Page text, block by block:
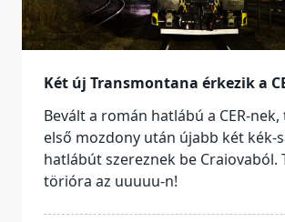
Két új Transmontana érkezik a
Bevált a román hatlábú a CER-nek,
első mozdony után újabb két kék-
hatlábút szereznek be Craiovaból.
törióra az uuuuu-n!